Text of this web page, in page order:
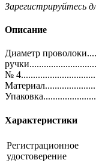
Зарегистрируйтесь
Описание
Диаметр
№
Характеристики
Регистрационное
удостоверение